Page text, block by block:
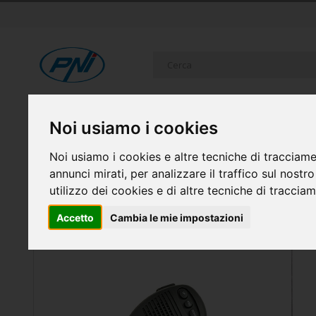
Noi usiamo i cookies
Noi usiamo i cookies e altre tecniche di
annunci mirati, per analizzare il traffico sul
utilizzo dei cookies e di altre tecniche di
Accetto Cambia le mie impostazioni
Home Kit CB radio PNI ESCORT HP 8024 ASQ +
fine